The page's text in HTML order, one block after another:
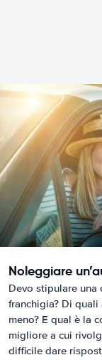
Noleggiare
Devo stipulare
franchigia? Di
meno? E qual è la
migliore a cui
difficile dare